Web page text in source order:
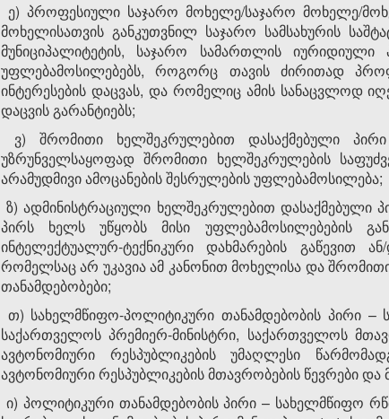
ე) პროფესიული საჯარო მოხელე/საჯარო მოხელე/
მოხელისათვის განკუთვნილ საჯარო სამსახურის
მუნიციპალიტეტის, საჯარო სამართლის
უფლებამოსილებებს, როგორც თავის ძირითად
ინტერესების დაცვას, და რომელიც ამის სანაცვლოდ
დაცვის გარანტიებს;
ვ) შრომითი ხელშეკრულებით დასაქმებული
უზრუნველსაყოფად შრომითი ხელშეკრულების
არამუდმივი ამოცანების შესრულების უფლებამოსილება;
ზ) ადმინისტრაციული ხელშეკრულებით დასაქმებული
პირს ხელს უწყობს მისი უფლებამოსილებების
ინტელექტუალურ-ტექნიკური დახმარების გაწევით
რომელსაც არ უკავია ამ კანონით მოხელისა და
თანამდებობები;
თ) სახელმწიფო-პოლიტიკური თანამდებობის პირი –
საქართველოს პრემიერ-მინისტრი, საქართველოს
ავტონომიური რესპუბლიკების უმაღლესი
ავტონომიური რესპუბლიკების მთავრობების წევრები
ი) პოლიტიკური თანამდებობის პირი – სახელმწიფო